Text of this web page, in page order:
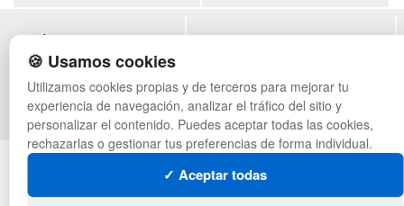
POLÍTICA DE PRIVACIDAD
CONDICIONES DE USO
CONTACTO
QUIENES SOMOS
MAPA WEB
🍪 Usamos cookies
Utilizamos cookies propias y de terceros para mejorar tu
experiencia de navegación, analizar el tráfico del sitio y
personalizar el contenido. Puedes aceptar todas las cookies,
rechazarlas o gestionar tus preferencias de forma individual.
✓ Aceptar todas